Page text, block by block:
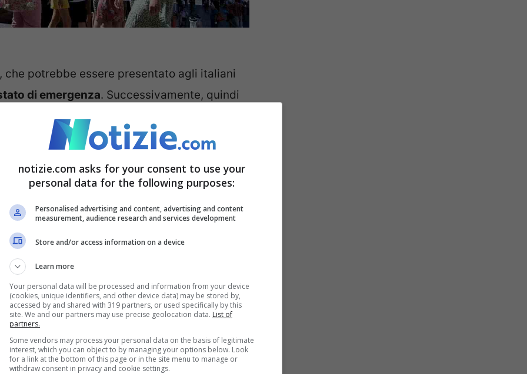
potrebbe essere presentato agli italiani
di emergenza. Successivamente, quindi
per quanto riguarda bar e ristoranti, ma
qualche giorno.
calendario delle riaperture: la possibile road-
con tutti i partiti e il Cts e presto
al nostro Paese di ripartire anche
per favorire il turismo
notizie.com asks for your consent to use your
personal data for the following purposes:
Personalised advertising and content, advertising and content
measurement, audience research and services development
Store and/or access information on a device
Learn more
Your personal data will be processed and information from your device
(cookies, unique identifiers, and other device data) may be stored by,
accessed by and shared with 319 partners, or used specifically by this
site. We and our partners may use precise geolocation data. List of
partners.
Some vendors may process your personal data on the basis of legitimate
interest, which you can object to by managing your options below. Look
for a link at the bottom of this page or in the site menu to manage or
withdraw consent in privacy and cookie settings.